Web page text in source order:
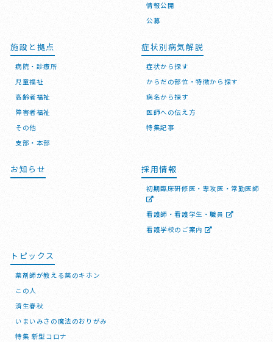
情報公開
公募
施設と拠点
病院・診療所
児童福祉
高齢者福祉
障害者福祉
その他
支部・本部
症状別病気解説
症状から探す
からだの部位・特徴から探す
病名から探す
医師への伝え方
特集記事
お知らせ 採用情報
初期臨床研修医・専攻医・常勤医師
看護師・看護学生・職員
看護学校のご案内
トピックス
薬剤師が教える薬のキホン
この人
済生春秋
いまいみさの魔法のおりがみ
特集 新型コロナ